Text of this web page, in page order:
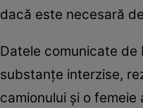
dacă este necesară
Datele comunicate
substanțe interzise,
camionului și o